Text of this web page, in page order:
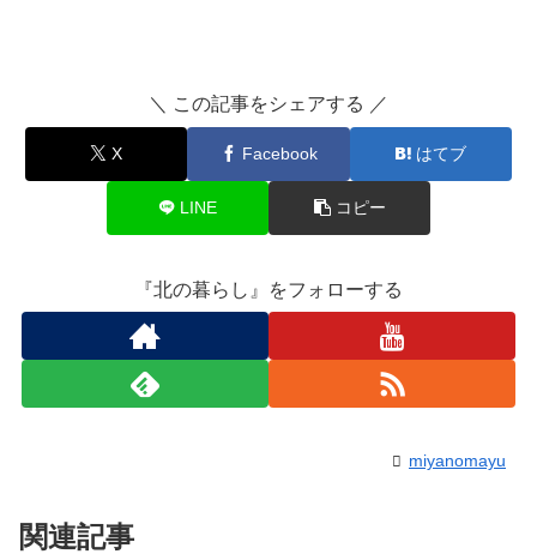
＼ この記事をシェアする ／
X Facebook はてブ
LINE コピー
『北の暮らし』をフォローする
miyanomayu
関連記事